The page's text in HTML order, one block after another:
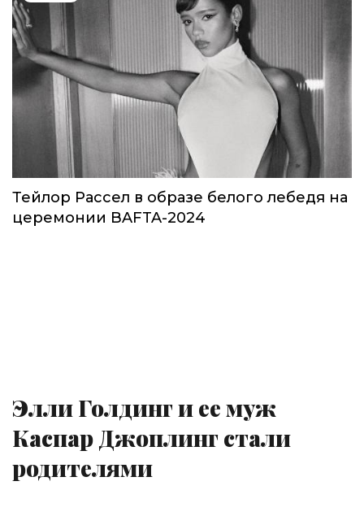
Тейлор Рассел в образе белого лебедя на
церемонии BAFTA-2024
Элли Голдинг и ее муж
Каспар Джоплинг стали
родителями